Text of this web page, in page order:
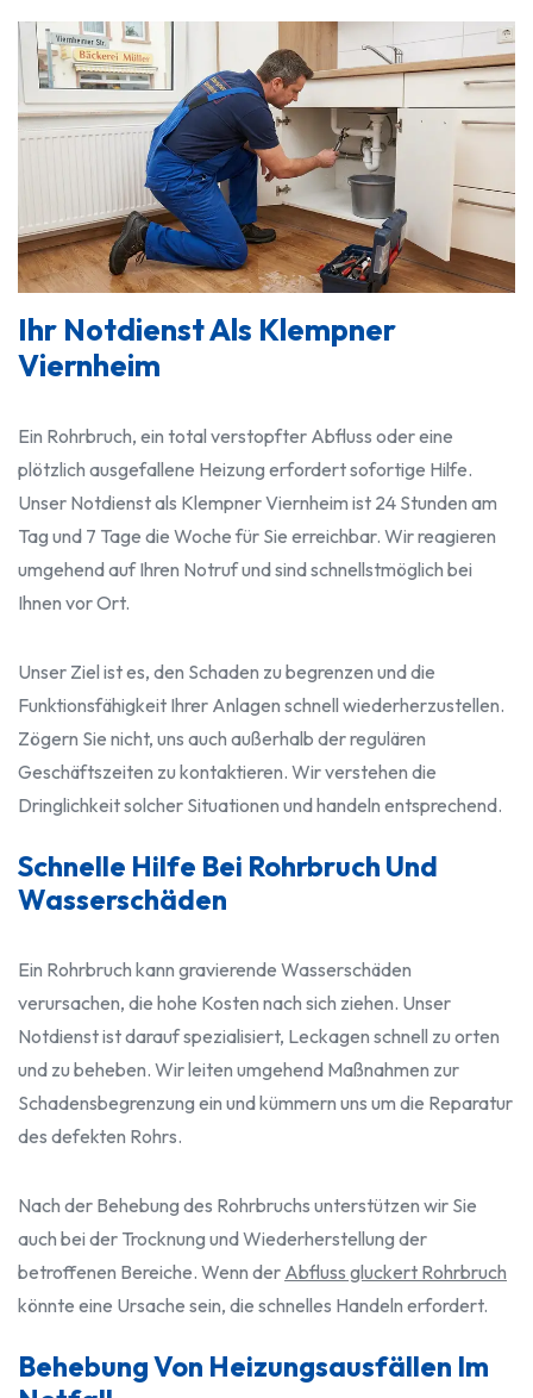
Ihr Notdienst Als Klempner
Viernheim
Ein Rohrbruch, ein total verstopfter Abfluss oder eine
plötzlich ausgefallene Heizung erfordert sofortige Hilfe.
Unser Notdienst als Klempner Viernheim ist 24 Stunden am
Tag und 7 Tage die Woche für Sie erreichbar. Wir reagieren
umgehend auf Ihren Notruf und sind schnellstmöglich bei
Ihnen vor Ort.
Unser Ziel ist es, den Schaden zu begrenzen und die
Funktionsfähigkeit Ihrer Anlagen schnell wiederherzustellen.
Zögern Sie nicht, uns auch außerhalb der regulären
Geschäftszeiten zu kontaktieren. Wir verstehen die
Dringlichkeit solcher Situationen und handeln entsprechend.
Schnelle Hilfe Bei Rohrbruch Und
Wasserschäden
Ein Rohrbruch kann gravierende Wasserschäden
verursachen, die hohe Kosten nach sich ziehen. Unser
Notdienst ist darauf spezialisiert, Leckagen schnell zu orten
und zu beheben. Wir leiten umgehend Maßnahmen zur
Schadensbegrenzung ein und kümmern uns um die Reparatur
des defekten Rohrs.
Nach der Behebung des Rohrbruchs unterstützen wir Sie
auch bei der Trocknung und Wiederherstellung der
betroffenen Bereiche. Wenn der Abfluss gluckert Rohrbruch
könnte eine Ursache sein, die schnelles Handeln erfordert.
Behebung Von Heizungsausfällen Im